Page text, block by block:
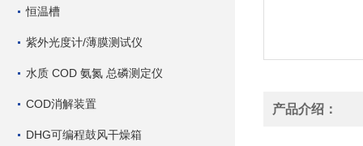
恒温槽
紫外光度计/薄膜测试仪
水质 COD 氨氮 总磷测定仪
COD消解装置
DHG可编程鼓风干燥箱
产品介绍：